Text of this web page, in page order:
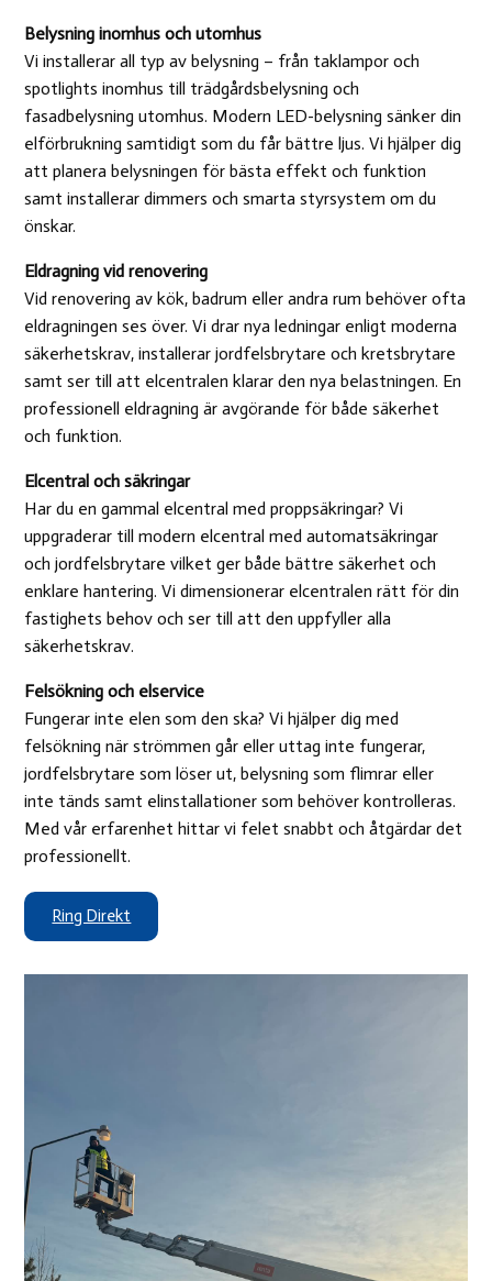
Belysning inomhus och utomhus
Vi installerar all typ av belysning – från taklampor och
spotlights inomhus till trädgårdsbelysning och
fasadbelysning utomhus. Modern LED-belysning sänker din
elförbrukning samtidigt som du får bättre ljus. Vi hjälper dig
att planera belysningen för bästa effekt och funktion
samt installerar dimmers och smarta styrsystem om du
önskar.
Eldragning vid renovering
Vid renovering av kök, badrum eller andra rum behöver ofta
eldragningen ses över. Vi drar nya ledningar enligt moderna
säkerhetskrav, installerar jordfelsbrytare och kretsbrytare
samt ser till att elcentralen klarar den nya belastningen. En
professionell eldragning är avgörande för både säkerhet
och funktion.
Elcentral och säkringar
Har du en gammal elcentral med proppsäkringar? Vi
uppgraderar till modern elcentral med automatsäkringar
och jordfelsbrytare vilket ger både bättre säkerhet och
enklare hantering. Vi dimensionerar elcentralen rätt för din
fastighets behov och ser till att den uppfyller alla
säkerhetskrav.
Felsökning och elservice
Fungerar inte elen som den ska? Vi hjälper dig med
felsökning när strömmen går eller uttag inte fungerar,
jordfelsbrytare som löser ut, belysning som flimrar eller
inte tänds samt elinstallationer som behöver kontrolleras.
Med vår erfarenhet hittar vi felet snabbt och åtgärdar det
professionellt.
Ring Direkt